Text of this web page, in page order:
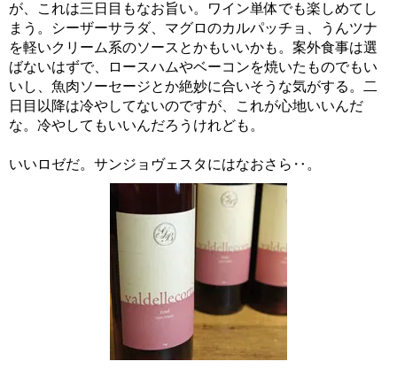
が、これは三日目もなお旨い。ワイン単体でも楽しめてし
まう。シーザーサラダ、マグロのカルパッチョ、うんツナ
を軽いクリーム系のソースとかもいいかも。案外食事は選
ばないはずで、ロースハムやベーコンを焼いたものでもい
いし、魚肉ソーセージとか絶妙に合いそうな気がする。二
日目以降は冷やしてないのですが、これが心地いいんだ
な。冷やしてもいいんだろうけれども。
いいロゼだ。サンジョヴェスタにはなおさら‥。